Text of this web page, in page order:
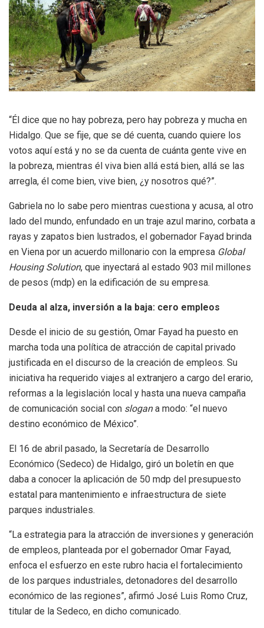
“Él dice que no hay pobreza, pero hay pobreza y mucha en
Hidalgo. Que se fije, que se dé cuenta, cuando quiere los
votos aquí está y no se da cuenta de cuánta gente vive en
la pobreza, mientras él viva bien allá está bien, allá se las
arregla, él come bien, vive bien, ¿y nosotros qué?”.
Gabriela no lo sabe pero mientras cuestiona y acusa, al otro
lado del mundo, enfundado en un traje azul marino, corbata a
rayas y zapatos bien lustrados, el gobernador Fayad brinda
en Viena por un acuerdo millonario con la empresa Global
Housing Solution, que inyectará al estado 903 mil millones
de pesos (mdp) en la edificación de su empresa.
Deuda al alza, inversión a la baja: cero empleos
Desde el inicio de su gestión, Omar Fayad ha puesto en
marcha toda una política de atracción de capital privado
justificada en el discurso de la creación de empleos. Su
iniciativa ha requerido viajes al extranjero a cargo del erario,
reformas a la legislación local y hasta una nueva campaña
de comunicación social con slogana modo: “el nuevo
destino económico de México”.
El 16 de abril pasado, la Secretaría de Desarrollo
Económico (Sedeco) de Hidalgo, giró un boletín en que
daba a conocer la aplicación de 50 mdp del presupuesto
estatal para mantenimiento e infraestructura de siete
parques industriales.
“La estrategia para la atracción de inversiones y generación
de empleos, planteada por el gobernador Omar Fayad,
enfoca el esfuerzo en este rubro hacia el fortalecimiento
de los parques industriales, detonadores del desarrollo
económico de las regiones”, afirmó José Luis Romo Cruz,
titular de la Sedeco, en dicho comunicado.